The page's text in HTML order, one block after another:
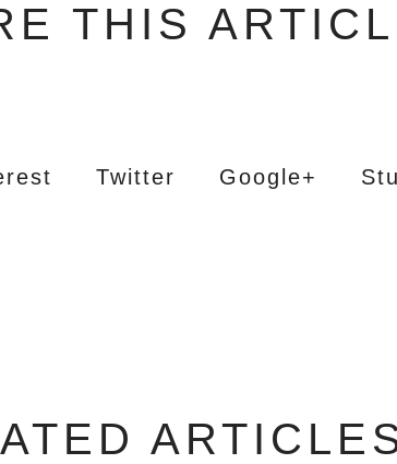
THIS
Twitter Google+